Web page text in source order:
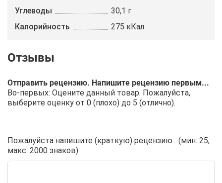
Углеводы
30,1 г
Калорийность
275 кКал
Отправить рецензию. Напишите рецензию первым...
Во-первых: Оцените данный товар. Пожалуйста,
выберите оценку от 0 (плохо) до 5 (отлично).
Пожалуйста напишите (краткую) рецензию....(мин. 25,
макс. 2000 знаков)